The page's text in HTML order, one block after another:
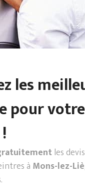
les
pour votre
les
à Mons-lez-